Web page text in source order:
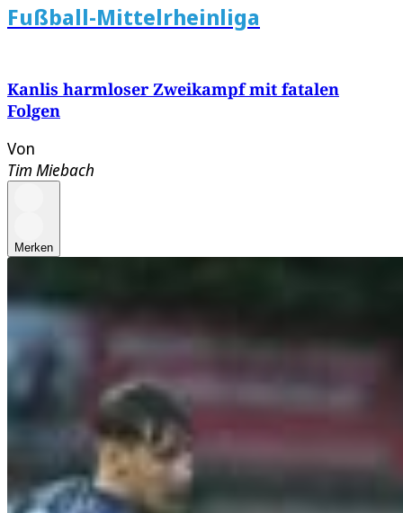
Fußball-Mittelrheinliga
Kanlis harmloser Zweikampf mit fatalen
Folgen
Von
Tim Miebach
Merken